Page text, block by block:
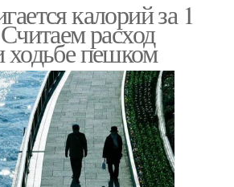
калорий за 1
расход
ходьбе пешком